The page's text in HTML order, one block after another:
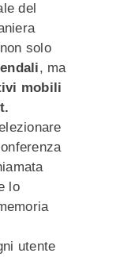
del
solo
, ma
mobili
lo
utente